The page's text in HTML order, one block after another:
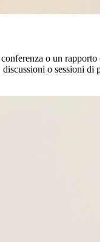
o un rapporto
o sessioni di